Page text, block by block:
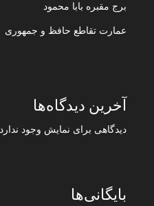
برج مقبره بابا محمود
عمارت تقاطع حافظ و جمهوری
آخرین دیدگاه‌ها
دیدگاهی برای نمایش وجود ندارد.
بایگانی‌ها